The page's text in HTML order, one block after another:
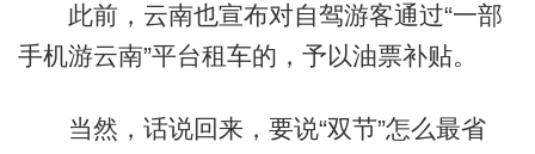
此前，云南也宣布对自驾游客通过“一部
手机游云南”平台租车的，予以油票补贴。
当然，话说回来，要说“双节”怎么最省